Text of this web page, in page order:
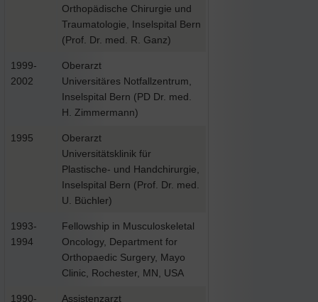
Orthopädische Chirurgie und
Traumatologie, Inselspital Bern
(Prof. Dr. med. R. Ganz)
1999-
2002
Oberarzt
Universitäres Notfallzentrum,
Inselspital Bern (PD Dr. med.
H. Zimmermann)
1995
Oberarzt
Universitätsklinik für
Plastische- und Handchirurgie,
Inselspital Bern (Prof. Dr. med.
U. Büchler)
1993-
1994
Fellowship in Musculoskeletal
Oncology, Department for
Orthopaedic Surgery, Mayo
Clinic, Rochester, MN, USA
1990-
Assistenzarzt